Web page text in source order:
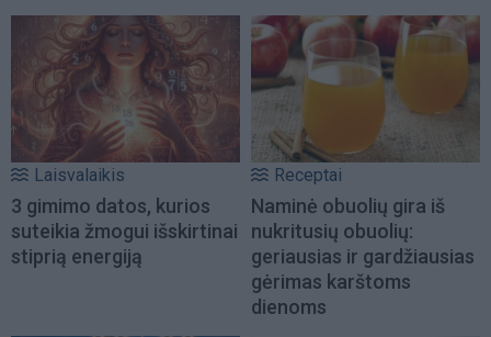
Laisvalaikis
3 gimimo datos, kurios
suteikia žmogui išskirtinai
stiprią energiją
Receptai
Naminė obuolių gira iš
nukritusių obuolių:
geriausias ir gardžiausias
gėrimas karštoms
dienoms